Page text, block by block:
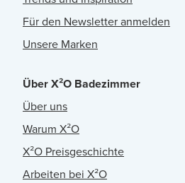
Für den Newsletter anmelden
Unsere Marken
Über X²O Badezimmer
Über uns
Warum X²O
X²O Preisgeschichte
Arbeiten bei X²O